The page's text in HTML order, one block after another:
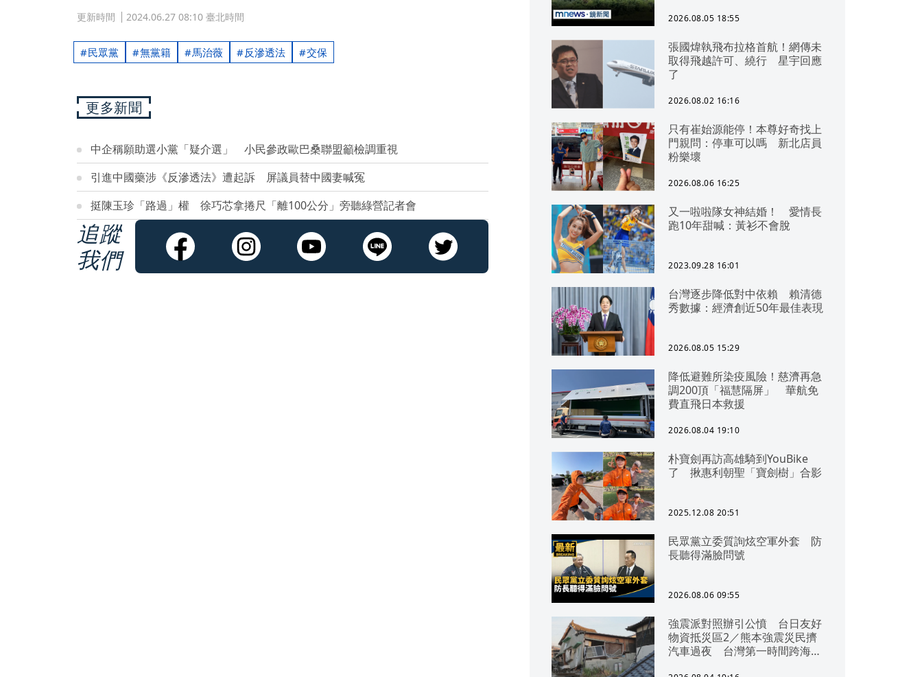
更新時間 2024.06.27 08:10 臺北時間
民眾黨 無黨籍 馬治薇 反滲透法 交保
更多新聞
中企稱願助選小黨「疑介選」 小民參政歐巴桑聯盟籲檢調重視
引進中國藥涉《反滲透法》遭起訴 屏議員替中國妻喊冤
挺陳玉珍「路過」權 徐巧芯拿捲尺「離100公分」旁聽綠營記者會
追蹤
我們
2026.08.05 18:55
張國煒執飛布拉格首航！網傳未
取得飛越許可、繞行 星宇回應
了
2026.08.02 16:16
只有崔始源能停！本尊好奇找上
門親問：停車可以嗎 新北店員
粉樂壞
2026.08.06 16:25
又一啦啦隊女神結婚！ 愛情長
跑10年甜喊：黃衫不會脫
2023.09.28 16:01
台灣逐步降低對中依賴 賴清德
秀數據：經濟創近50年最佳表現
2026.08.05 15:29
降低避難所染疫風險！慈濟再急
調200頂「福慧隔屏」 華航免
費直飛日本救援
2026.08.04 19:10
朴寶劍再訪高雄騎到YouBike
了 揪惠利朝聖「寶劍樹」合影
2025.12.08 20:51
民眾黨立委質詢炫空軍外套 防
長聽得滿臉問號
2026.08.06 09:55
強震派對照辦引公憤 台日友好
物資抵災區2／熊本強震災民擠
汽車過夜 台灣第一時間跨海急